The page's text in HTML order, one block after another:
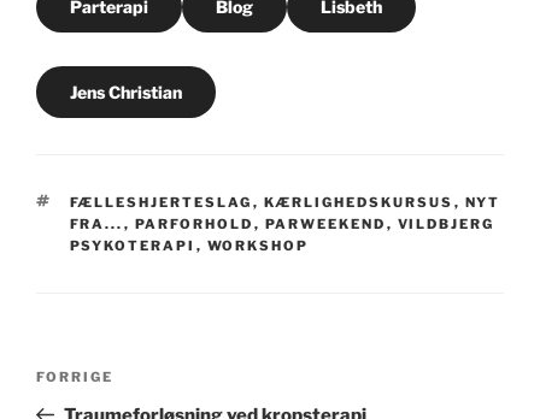
Parterapi Blog Lisbeth
Jens Christian
TAGS
FÆLLESHJERTESLAG , KÆRLIGHEDSKURSUS , NYT
FRA... , PARFORHOLD , PARWEEKEND , VILDBJERG
PSYKOTERAPI , WORKSHOP
Indlægsnavigation
Forrige
indlæg
FORRIGE